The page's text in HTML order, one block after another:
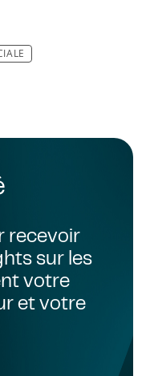
recevoir
sur les
votre
et votre